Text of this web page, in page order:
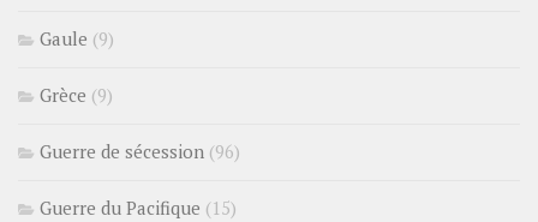
Gaule (9)
Grèce (9)
Guerre de sécession (96)
Guerre du Pacifique (15)